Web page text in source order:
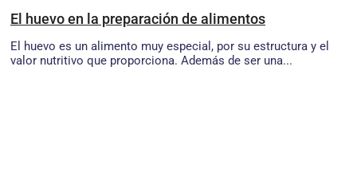
El huevo en la preparación de alimentos
El huevo es un alimento muy especial, por su estructura y el
valor nutritivo que proporciona. Además de ser una...